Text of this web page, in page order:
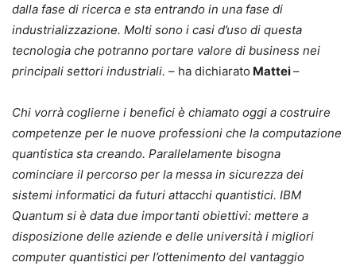
dalla fase di ricerca e sta entrando in una fase di
industrializzazione. Molti sono i casi d’uso di questa
tecnologia che potranno portare valore di business nei
principali settori industriali. – ha dichiarato Mattei–
Chi vorrà coglierne i benefici è chiamato oggi a costruire
competenze per le nuove professioni che la computazione
quantistica sta creando. Parallelamente bisogna
cominciare il percorso per la messa in sicurezza dei
sistemi informatici da futuri attacchi quantistici. IBM
Quantum si è data due importanti obiettivi: mettere a
disposizione delle aziende e delle università i migliori
computer quantistici per l’ottenimento del vantaggio